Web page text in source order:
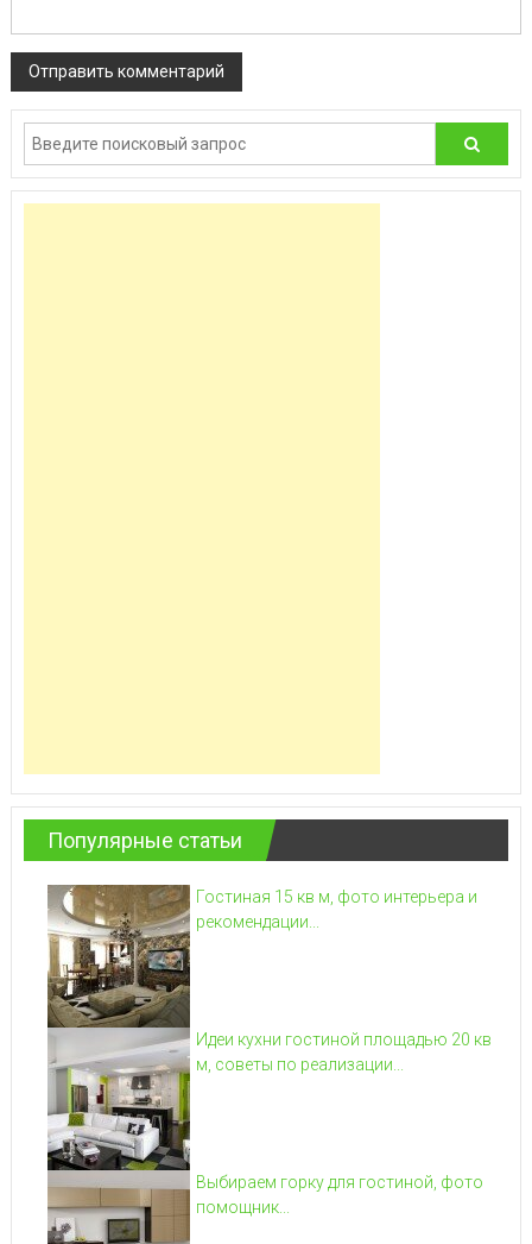
Популярные статьи
Гостиная 15 кв м, фото интерьера и
рекомендации...
Идеи кухни гостиной площадью 20 кв
м, советы по реализации...
Выбираем горку для гостиной, фото
помощник...